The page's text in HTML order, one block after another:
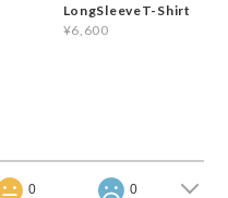
LongSleeveT-Shirt
¥6,600
0 0